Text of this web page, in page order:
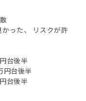
った、 リスクが許
台後半
円台後半
台後半